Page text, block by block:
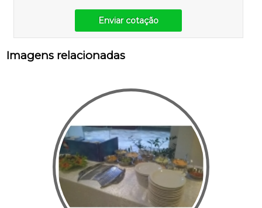
Enviar cotação
Imagens relacionadas